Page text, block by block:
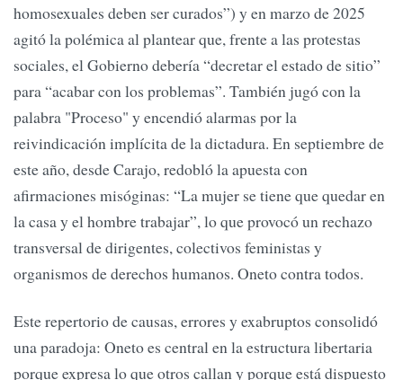
homosexuales deben ser curados”) y en marzo de 2025
agitó la polémica al plantear que, frente a las protestas
sociales, el Gobierno debería “decretar el estado de sitio”
para “acabar con los problemas”. También jugó con la
palabra "Proceso" y encendió alarmas por la
reivindicación implícita de la dictadura. En septiembre de
este año, desde Carajo, redobló la apuesta con
afirmaciones misóginas: “La mujer se tiene que quedar en
la casa y el hombre trabajar”, lo que provocó un rechazo
transversal de dirigentes, colectivos feministas y
organismos de derechos humanos. Oneto contra todos.
Este repertorio de causas, errores y exabruptos consolidó
una paradoja: Oneto es central en la estructura libertaria
porque expresa lo que otros callan y porque está dispuesto